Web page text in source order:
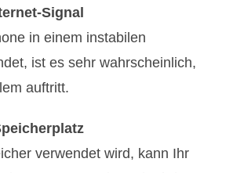
Signal
in einem instabilen
ist es sehr wahrscheinlich,
auftritt.
verwendet wird, kann Ihr